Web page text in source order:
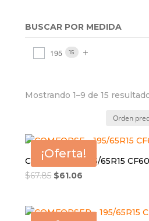
BUSCAR POR MEDIDA
195 15
Mostrando 1–9 de 15
¡Oferta!
COMFORSE – 195/65R15
$67.85 El
$61.06